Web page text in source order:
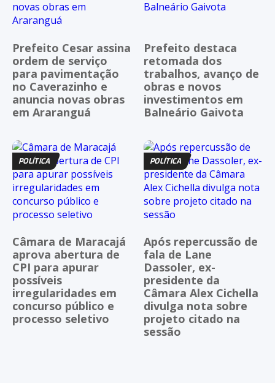
Prefeito Cesar assina
ordem de serviço
para pavimentação
no Caverazinho e
anuncia novas obras
em Araranguá
Prefeito destaca
retomada dos
trabalhos, avanço de
obras e novos
investimentos em
Balneário Gaivota
POLÍTICA
Câmara de Maracajá
aprova abertura de
CPI para apurar
possíveis
irregularidades em
concurso público e
processo seletivo
POLÍTICA
Após repercussão de
fala de Lane
Dassoler, ex-
presidente da
Câmara Alex Cichella
divulga nota sobre
projeto citado na
sessão